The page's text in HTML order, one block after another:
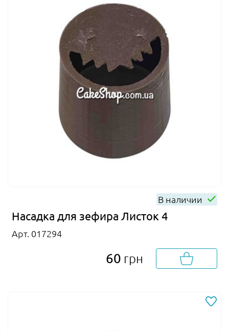
В наличии
Насадка для зефира Листок 4
Арт. 017294
60 грн